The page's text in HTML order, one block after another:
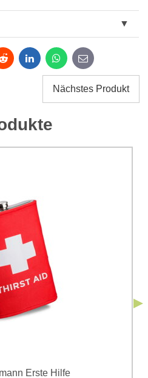
der im Formular angegebenen
Zwecke der Absendung
Datenschutzbedingungen
Reddit LinkedInWhatsApp
E-
mail
Nächstes Produkt
Erste Hilfe